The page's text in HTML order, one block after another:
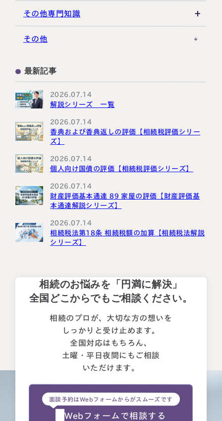
その他の相続対策
役員関連
事業承継税制
医療法人
税理士試験
税理士キャリア
米国関連
海外不動産
国外転出時課税
その他専門知識
事例紹介
その他
最新記事
2026.07.14
解説シリーズ 一覧
2026.07.14
香典および香典返しの評価【相続税評価シリー
ズ】
2026.07.14
個人向け国債の評価【相続税評価シリーズ】
2026.07.14
財産評価基本通達 89 家屋の評価【財産評価基
本通達解説シリーズ】
2026.07.14
相続税法第18条 相続税額の加算【相続税法解説
シリーズ】
相続のお悩みを「円満に解決」
全国どこからでもご相談ください。
相続のプロが、大切な方の想いを
しっかりと受け止めます。
全国対応はもちろん、
土曜・平日夜間にもご相談
いただけます。
面談予約はWebフォームからがスムーズです
Webフォームで相談する